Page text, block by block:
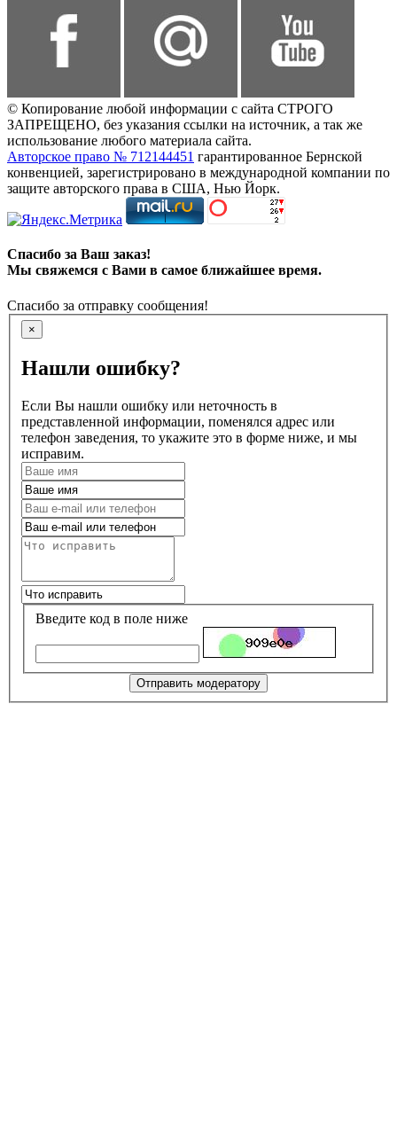
© Копирование любой информации с сайта СТРОГО
ЗАПРЕЩЕНО, без указания ссылки на источник, а так же
использование любого материала сайта.
Авторское право № 712144451 гарантированное Бернской
конвенцией, зарегистрировано в международной компании по
защите авторского права в США, Нью Йорк.
Спасибо за Ваш заказ!
Мы свяжемся с Вами в самое ближайшее время.
Спасибо за отправку сообщения!
×
Нашли ошибку?
Если Вы нашли ошибку или неточность в
представленной информации, поменялся адрес или
телефон заведения, то укажите это в форме ниже, и мы
исправим.
Введите код в поле ниже
Отправить модератору